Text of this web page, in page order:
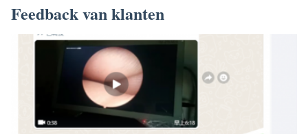
Feedback van klanten